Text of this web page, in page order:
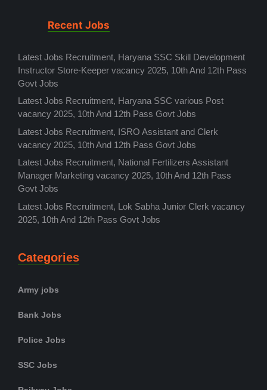
Recent Jobs
Latest Jobs Recruitment, Haryana SSC Skill Development
Instructor Store-Keeper vacancy 2025, 10th And 12th Pass
Govt Jobs
Latest Jobs Recruitment, Haryana SSC various Post
vacancy 2025, 10th And 12th Pass Govt Jobs
Latest Jobs Recruitment, ISRO Assistant and Clerk
vacancy 2025, 10th And 12th Pass Govt Jobs
Latest Jobs Recruitment, National Fertilizers Assistant
Manager Marketing vacancy 2025, 10th And 12th Pass
Govt Jobs
Latest Jobs Recruitment, Lok Sabha Junior Clerk vacancy
2025, 10th And 12th Pass Govt Jobs
Categories
Army jobs
Bank Jobs
Police Jobs
SSC Jobs